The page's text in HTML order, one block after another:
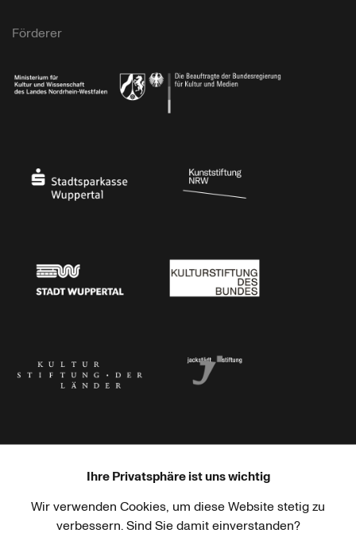
Förderer
Haus der Kulturen der Welt Goethe-Institut
Ihre Privatsphäre ist uns wichtig
Wir verwenden Cookies, um diese Website stetig zu
verbessern. Sind Sie damit einverstanden?